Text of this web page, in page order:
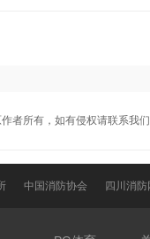
者所有，如有侵权请联系我
中国消防协会 四川消防